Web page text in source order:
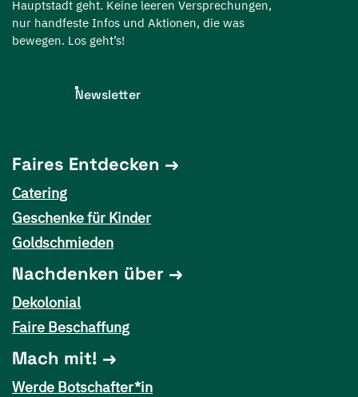
Hauptstadt geht. Keine leeren Versprechungen,
nur handfeste Infos und Aktionen, die was
bewegen. Los geht’s!
Newsletter
Faires Entdecken
Catering
Geschenke für Kinder
Goldschmieden
Nachdenken über
Dekolonial
Faire Beschaffung
Mach mit!
Werde Botschafter*in